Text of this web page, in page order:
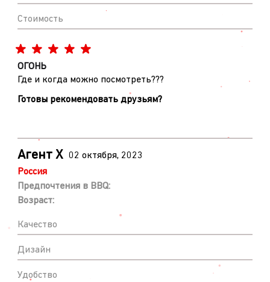
Стоимость
ОГОНЬ
Где и когда можно посмотреть???
Готовы рекомендовать друзьям?
Агент Х
02 октября, 2023
Россия
Предпочтения в BBQ:
Возраст:
Качество
Дизайн
Удобство